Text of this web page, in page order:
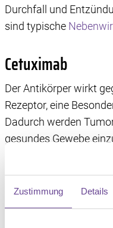
Zustimmung Details
Durchfall und
sind typische
Cetuximab
Der Antikörper wirkt
Rezeptor, eine
Dadurch werden
gesundes Gewebe
anderen Organen
Folinsäure und